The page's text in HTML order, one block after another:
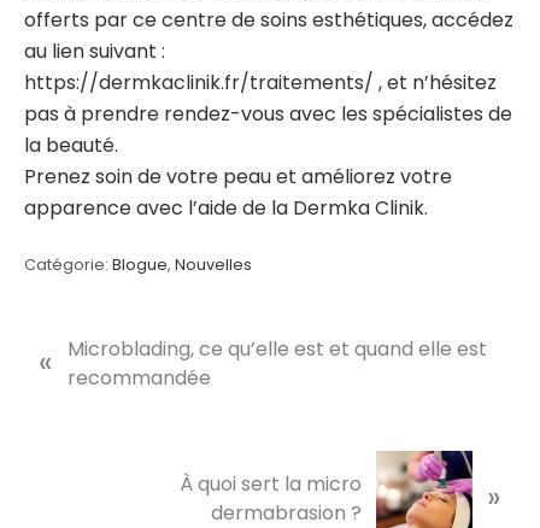
offerts par ce centre de soins esthétiques, accédez
au lien suivant :
https://dermkaclinik.fr/traitements/ , et n’hésitez
pas à prendre rendez-vous avec les spécialistes de
la beauté.
Prenez soin de votre peau et améliorez votre
apparence avec l’aide de la Dermka Clinik.
Catégorie: Blogue, Nouvelles
r
«
Microblading, ce qu’elle est et quand elle est
recommandée
À quoi sert la micro
dermabrasion ?
»